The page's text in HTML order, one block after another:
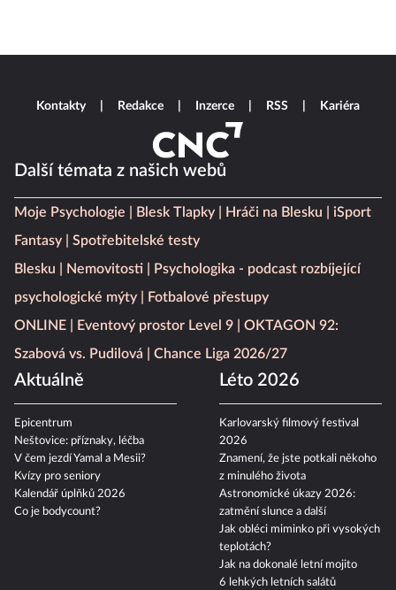
Další témata z našich webů
Moje Psychologie Blesk Tlapky Hráči na Blesku
iSport
Fantasy
Spotřebitelské testy
Blesku
Nemovitosti
Psychologika - podcast rozbíjející
psychologické mýty
Fotbalové přestupy
ONLINE
Eventový prostor Level 9
OKTAGON 92:
Szabová vs. Pudilová
Chance Liga 2026/27
Aktuálně
Epicentrum
Neštovice: příznaky, léčba
V čem jezdí Yamal a Mesii?
Kvízy pro seniory
Kalendář úplňků 2026
Co je bodycount?
Léto 2026
Karlovarský filmový festival
2026
Znamení, že jste potkali někoho
z minulého života
Astronomické úkazy 2026:
zatmění slunce a další
Jak obléci miminko při vysokých
teplotách?
Jak na dokonalé letní mojito
6 lehkých letních salátů
Kontakty Redakce Inzerce RSS Kariéra